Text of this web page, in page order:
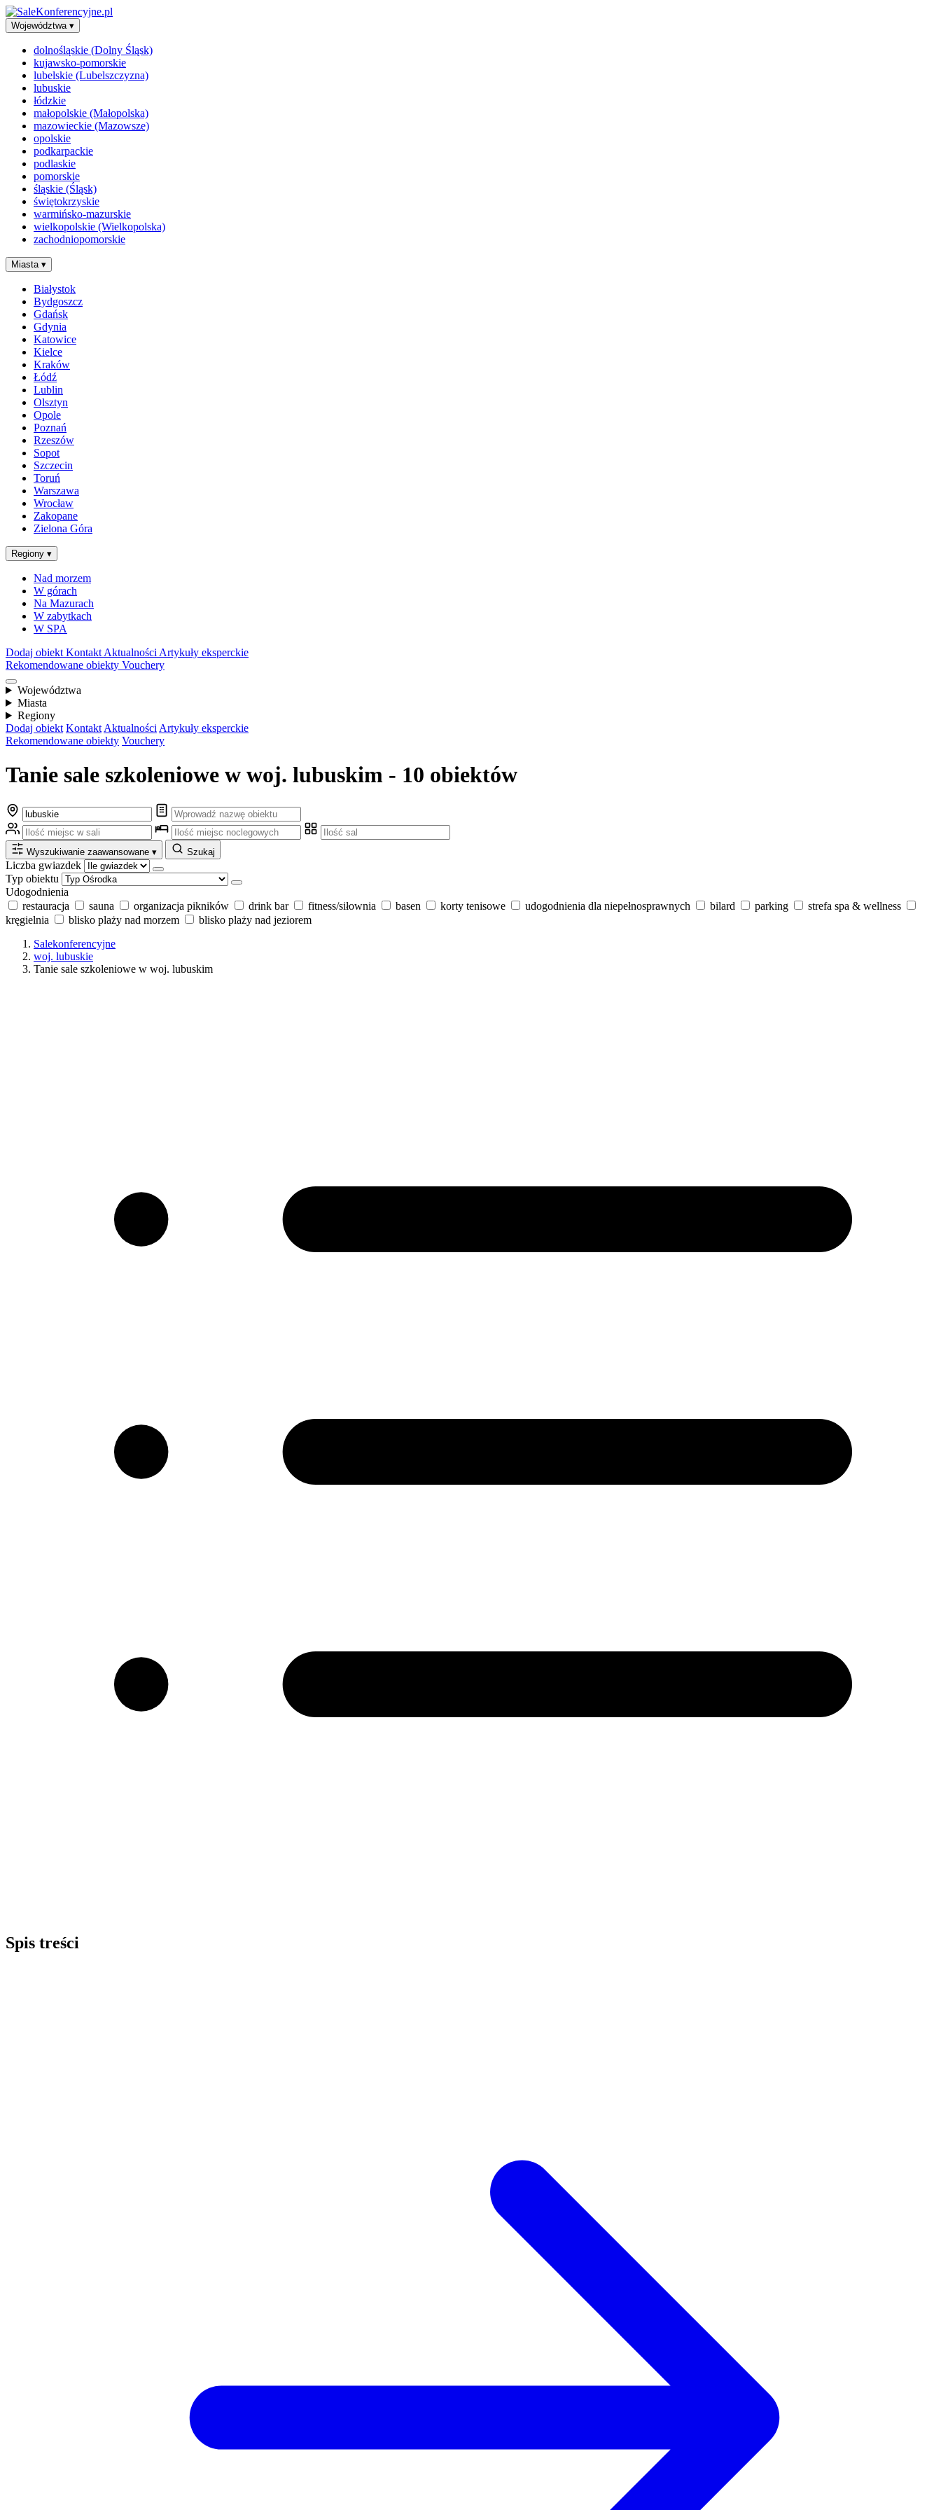
Województwa ▾
dolnośląskie (Dolny Śląsk)
kujawsko-pomorskie
lubelskie (Lubelszczyzna)
lubuskie
łódzkie
małopolskie (Małopolska)
mazowieckie (Mazowsze)
opolskie
podkarpackie
podlaskie
pomorskie
śląskie (Śląsk)
świętokrzyskie
warmińsko-mazurskie
wielkopolskie (Wielkopolska)
zachodniopomorskie
Miasta ▾
Białystok
Bydgoszcz
Gdańsk
Gdynia
Katowice
Kielce
Kraków
Łódź
Lublin
Olsztyn
Opole
Poznań
Rzeszów
Sopot
Szczecin
Toruń
Warszawa
Wrocław
Zakopane
Zielona Góra
Regiony ▾
Nad morzem
W górach
Na Mazurach
W zabytkach
W SPA
Dodaj obiekt Kontakt Aktualności Artykuły eksperckie
Rekomendowane obiekty Vouchery
Województwa
Miasta
Regiony
Dodaj obiekt Kontakt Aktualności Artykuły eksperckie
Rekomendowane obiekty Vouchery
Tanie sale szkoleniowe w woj. lubuskim - 10 obiektów
Wyszukiwanie zaawansowane ▾ Szukaj
Liczba gwiazdek
Typ obiektu
Udogodnienia
restauracja
sauna organizacja pikników drink bar fitness/siłownia basen korty tenisowe udogodnienia dla niepełnosprawnych bilard parking
strefa spa & wellness
kręgielnia
blisko plaży nad morzem
blisko plaży nad jeziorem
Salekonferencyjne
woj. lubuskie
Tanie sale szkoleniowe w woj. lubuskim
Spis treści